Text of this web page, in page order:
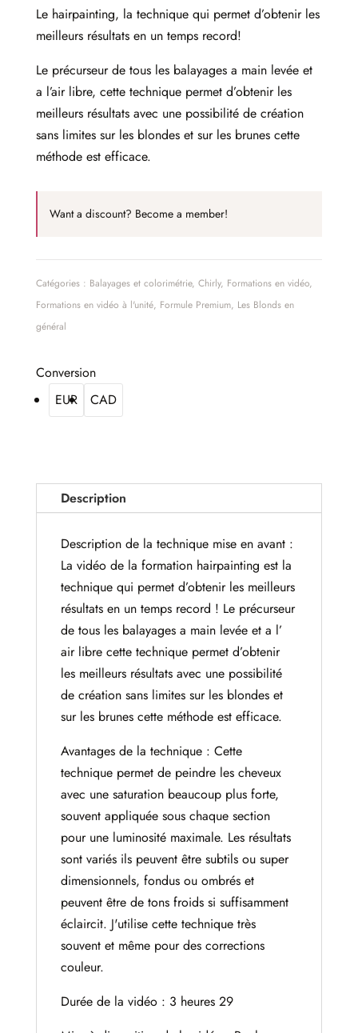
Le hairpainting, la technique qui permet d’obtenir les
meilleurs résultats en un temps record!
Le précurseur de tous les balayages a main levée et
a l’air libre, cette technique permet d’obtenir les
meilleurs résultats avec une possibilité de création
sans limites sur les blondes et sur les brunes cette
méthode est efficace.
Want a discount? Become a member!
Catégories : Balayages et colorimétrie, Chirly, Formations en vidéo,
Formations en vidéo à l'unité, Formule Premium, Les Blonds en
général
Conversion
EUR
CAD
Description
Description de la technique mise en avant :
La vidéo de la formation hairpainting est la
technique qui permet d’obtenir les meilleurs
résultats en un temps record ! Le précurseur
de tous les balayages a main levée et a l’
air libre cette technique permet d’obtenir
les meilleurs résultats avec une possibilité
de création sans limites sur les blondes et
sur les brunes cette méthode est efficace.
Avantages de la technique : Cette
technique permet de peindre les cheveux
avec une saturation beaucoup plus forte,
souvent appliquée sous chaque section
pour une luminosité maximale. Les résultats
sont variés ils peuvent être subtils ou super
dimensionnels, fondus ou ombrés et
peuvent être de tons froids si suffisamment
éclaircit. J'utilise cette technique très
souvent et même pour des corrections
couleur.
Durée de la vidéo : 3 heures 29